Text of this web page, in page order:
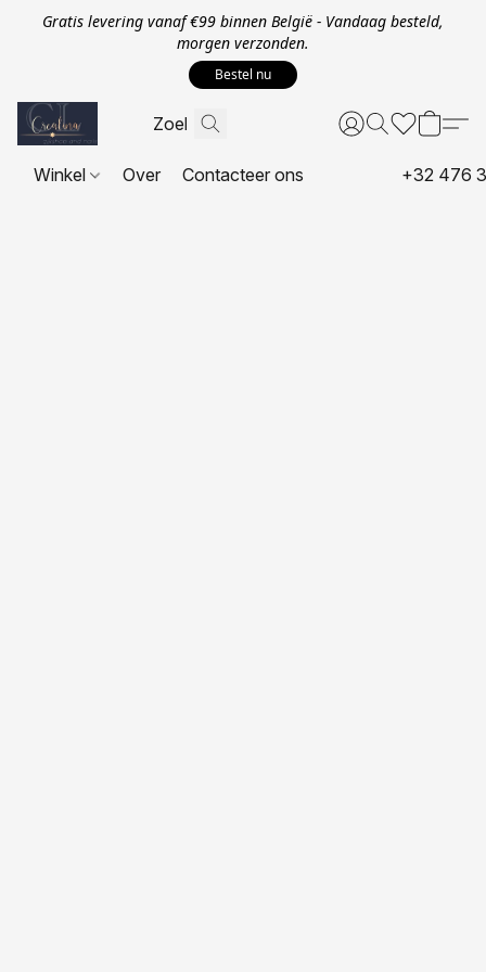
Gratis levering vanaf €99 binnen België - Vandaag besteld,
morgen verzonden.
Bestel nu
Winkel Over Contacteer ons +32 476